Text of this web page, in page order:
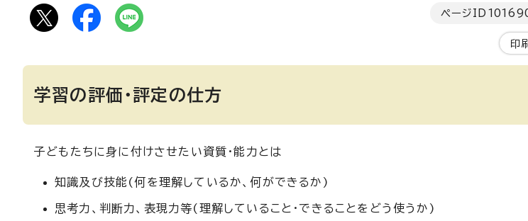
ページID
印刷
学習の評価・評定の仕方
子どもたちに身に付けさせたい資質・能力とは
知識及び技能(何を理解しているか、何ができるか)
思考力、判断力、表現力等(理解していること・できることをどう使うか)